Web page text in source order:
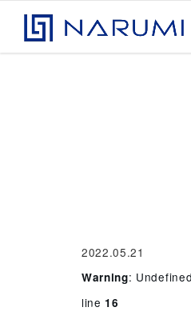
コンテンツへスキップ
株式会社ナルミアドバンス
2022.05.21
Warning:
line 16